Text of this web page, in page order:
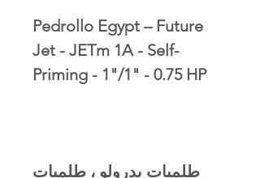
Pedrollo Egypt – Future
Jet - JETm 1A - Self-
Priming - 1"/1" - 0.75 HP
طلمبات بدرولو ، طلمبات